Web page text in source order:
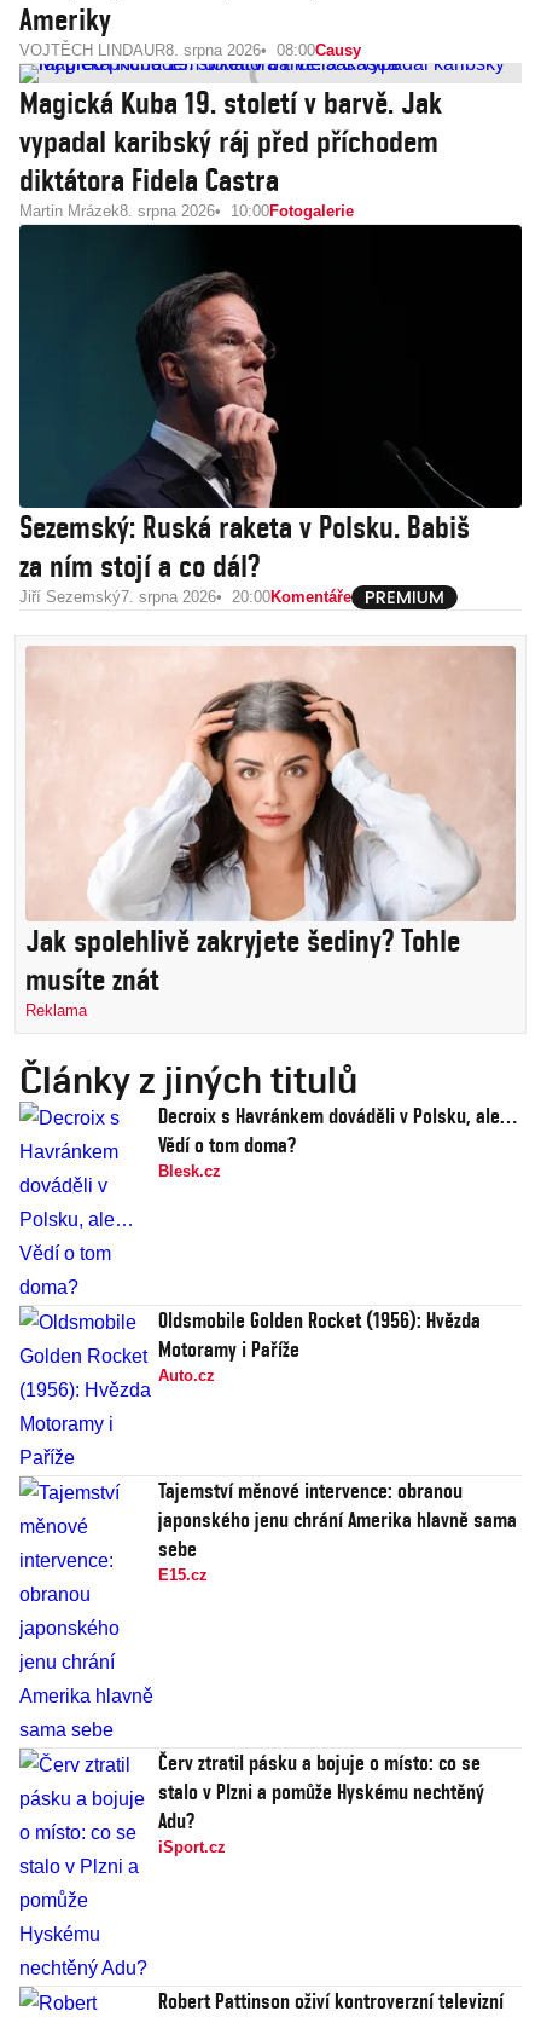
Ameriky
VOJTĚCH LINDAUR8. srpna 2026 08:00Causy
Magická Kuba 19. století v barvě. Jak
vypadal karibský ráj před příchodem
diktátora Fidela Castra
Martin Mrázek8. srpna 2026 10:00Fotogalerie
Sezemský: Ruská raketa v Polsku. Babiš
za ním stojí a co dál?
Jiří Sezemský7. srpna 2026 20:00Komentáře
Jak spolehlivě zakryjete šediny? Tohle
musíte znát
Reklama
Články z jiných titulů
Decroix s Havránkem dováděli v Polsku, ale…
Vědí o tom doma?
Blesk.cz
Oldsmobile Golden Rocket (1956): Hvězda
Motoramy i Paříže
Auto.cz
Tajemství měnové intervence: obranou
japonského jenu chrání Amerika hlavně sama
sebe
E15.cz
Červ ztratil pásku a bojuje o místo: co se
stalo v Plzni a pomůže Hyskému nechtěný
Adu?
iSport.cz
Robert Pattinson oživí kontroverzní televizní